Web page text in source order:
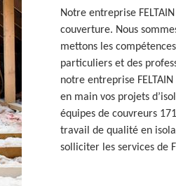
Notre entreprise
couverture. Nous
mettons les
particuliers et des
notre entreprise
en main vos projets
équipes de couvreurs
travail de qualité en
solliciter les services de